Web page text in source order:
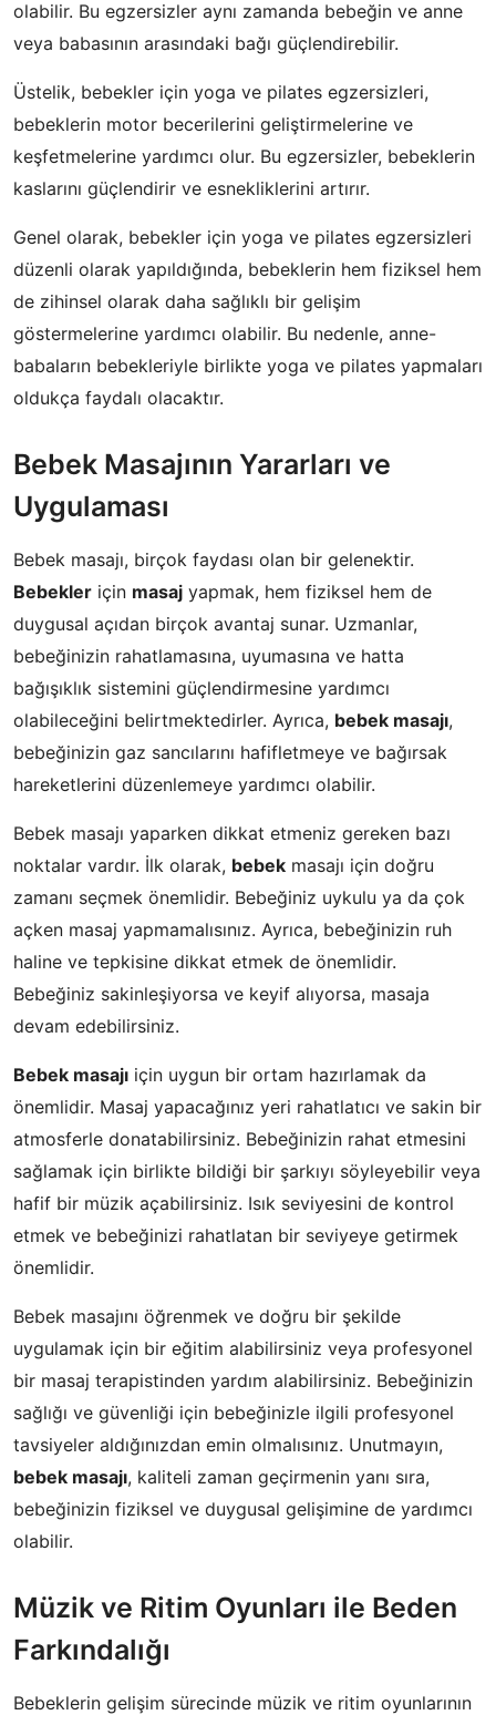
olabilir. Bu egzersizler aynı zamanda bebeğin ve anne
veya babasının arasındaki bağı güçlendirebilir.
Üstelik, bebekler için yoga ve pilates egzersizleri,
bebeklerin motor becerilerini geliştirmelerine ve
keşfetmelerine yardımcı olur. Bu egzersizler, bebeklerin
kaslarını güçlendirir ve esnekliklerini artırır.
Genel olarak, bebekler için yoga ve pilates egzersizleri
düzenli olarak yapıldığında, bebeklerin hem fiziksel hem
de zihinsel olarak daha sağlıklı bir gelişim
göstermelerine yardımcı olabilir. Bu nedenle, anne-
babaların bebekleriyle birlikte yoga ve pilates yapmaları
oldukça faydalı olacaktır.
Bebek Masajının Yararları ve
Uygulaması
Bebek masajı, birçok faydası olan bir gelenektir.
Bebekler için masaj yapmak, hem fiziksel hem de
duygusal açıdan birçok avantaj sunar. Uzmanlar,
bebeğinizin rahatlamasına, uyumasına ve hatta
bağışıklık sistemini güçlendirmesine yardımcı
olabileceğini belirtmektedirler. Ayrıca, bebek masajı,
bebeğinizin gaz sancılarını hafifletmeye ve bağırsak
hareketlerini düzenlemeye yardımcı olabilir.
Bebek masajı yaparken dikkat etmeniz gereken bazı
noktalar vardır. İlk olarak, bebek masajı için doğru
zamanı seçmek önemlidir. Bebeğiniz uykulu ya da çok
açken masaj yapmamalısınız. Ayrıca, bebeğinizin ruh
haline ve tepkisine dikkat etmek de önemlidir.
Bebeğiniz sakinleşiyorsa ve keyif alıyorsa, masaja
devam edebilirsiniz.
Bebek masajı için uygun bir ortam hazırlamak da
önemlidir. Masaj yapacağınız yeri rahatlatıcı ve sakin bir
atmosferle donatabilirsiniz. Bebeğinizin rahat etmesini
sağlamak için birlikte bildiği bir şarkıyı söyleyebilir veya
hafif bir müzik açabilirsiniz. Isık seviyesini de kontrol
etmek ve bebeğinizi rahatlatan bir seviyeye getirmek
önemlidir.
Bebek masajını öğrenmek ve doğru bir şekilde
uygulamak için bir eğitim alabilirsiniz veya profesyonel
bir masaj terapistinden yardım alabilirsiniz. Bebeğinizin
sağlığı ve güvenliği için bebeğinizle ilgili profesyonel
tavsiyeler aldığınızdan emin olmalısınız. Unutmayın,
bebek masajı, kaliteli zaman geçirmenin yanı sıra,
bebeğinizin fiziksel ve duygusal gelişimine de yardımcı
olabilir.
Müzik ve Ritim Oyunları ile Beden
Farkındalığı
Bebeklerin gelişim sürecinde müzik ve ritim oyunlarının